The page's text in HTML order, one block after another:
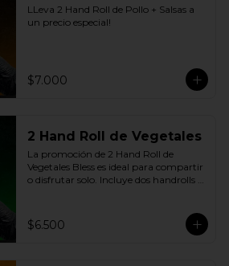
LLeva 2 Hand Roll de Pollo + Salsas a
un precio especial!
$7.000
2 Hand Roll de Vegetales
La promoción de 2 Hand Roll de
Vegetales Bless es ideal para compartir
o disfrutar solo. Incluye dos handrolls
apanado en panko crocante, más
salsas a elección. Una opción práctica,
$6.500